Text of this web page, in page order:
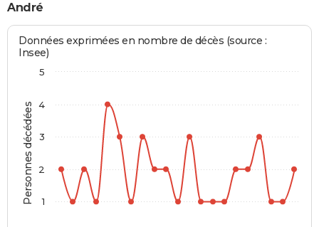
André
Personnes décédées
Données exprimées en nombre de décès (source :
Insee)
1
2
3
4
5